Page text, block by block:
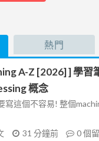
熱門
A-Z [2026] ] 學習
概念
寫這個不容易! 整個
31 分鐘前 0個